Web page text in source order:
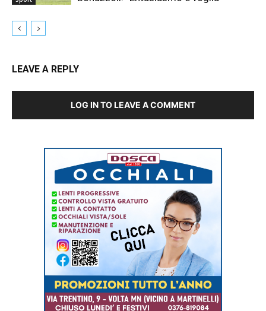
LEAVE A REPLY
LOG IN TO LEAVE A COMMENT